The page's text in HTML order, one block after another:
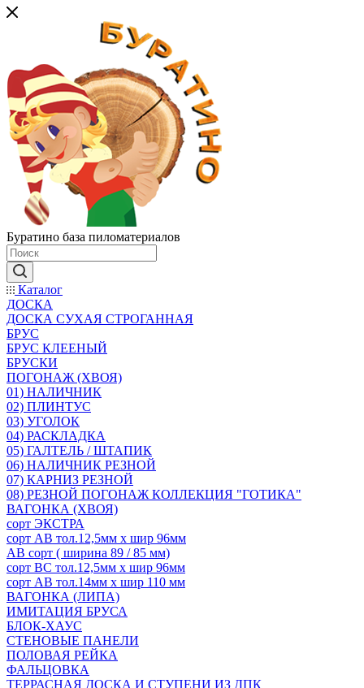
Буратино база пиломатериалов
Каталог
ДОСКА
ДОСКА СУХАЯ СТРОГАННАЯ
БРУС
БРУС КЛЕЕНЫЙ
БРУСКИ
ПОГОНАЖ (ХВОЯ)
01) НАЛИЧНИК
02) ПЛИНТУС
03) УГОЛОК
04) РАСКЛАДКА
05) ГАЛТЕЛЬ / ШТАПИК
06) НАЛИЧНИК РЕЗНОЙ
07) КАРНИЗ РЕЗНОЙ
08) РЕЗНОЙ ПОГОНАЖ КОЛЛЕКЦИЯ "ГОТИКА"
ВАГОНКА (ХВОЯ)
сорт ЭКСТРА
сорт АВ тол.12,5мм х шир 96мм
АВ сорт ( ширина 89 / 85 мм)
сорт ВС тол.12,5мм х шир 96мм
сорт АВ тол.14мм х шир 110 мм
ВАГОНКА (ЛИПА)
ИМИТАЦИЯ БРУСА
БЛОК-ХАУС
СТЕНОВЫЕ ПАНЕЛИ
ПОЛОВАЯ РЕЙКА
ФАЛЬЦОВКА
ТЕРРАСНАЯ ДОСКА И СТУПЕНИ ИЗ ДПК